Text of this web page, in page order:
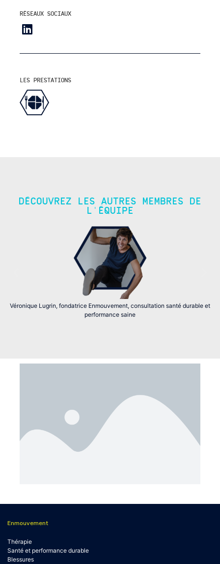
RÉSEAUX SOCIAUX
LES PRESTATIONS
DÉCOUVREZ LES AUTRES MEMBRES DE
L'ÉQUIPE
Véronique Lugrin, fondatrice Enmouvement, consultation santé durable et
performance saine
Enmouvement
Thérapie
Santé et performance durable
Blessures